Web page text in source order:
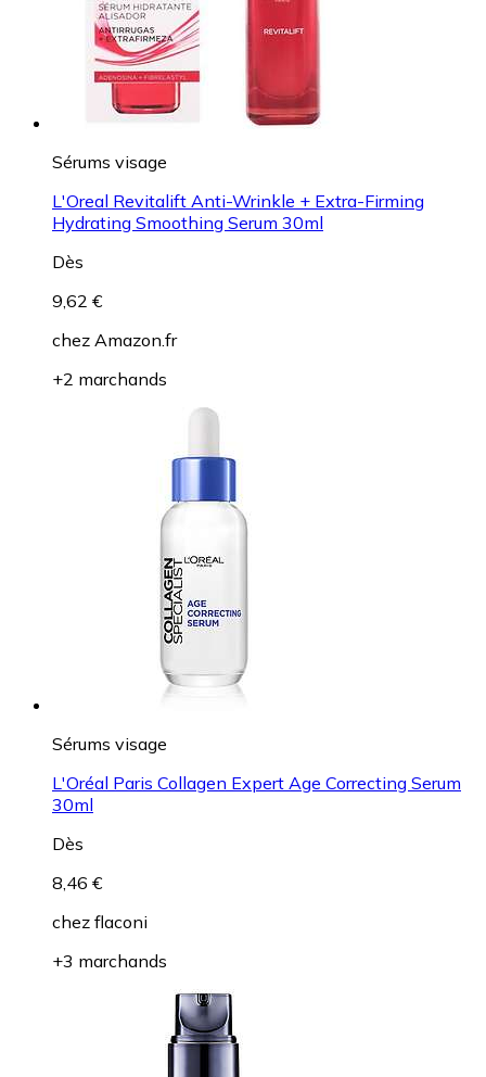
Sérums visage
L'Oreal Revitalift Anti-Wrinkle + Extra-Firming
Hydrating Smoothing Serum 30ml
Dès
9,62 €
chez Amazon.fr
+2 marchands
Sérums visage
L'Oréal Paris Collagen Expert Age Correcting Serum
30ml
Dès
8,46 €
chez flaconi
+3 marchands